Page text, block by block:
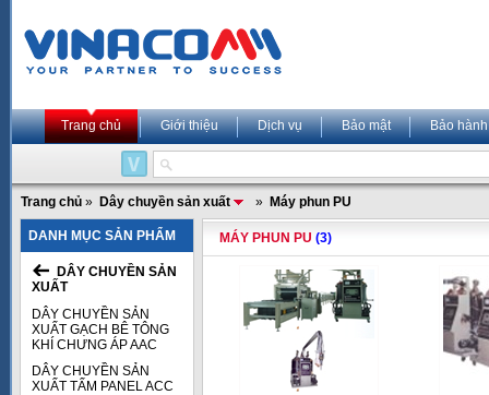
Trang chủ Giới thiệu Dịch vụ Bảo mật Bảo hành
Trang chủ » Dây chuyền sản xuất » Máy phun PU
DANH MỤC SẢN PHẨM
DÂY CHUYỀN SẢN
XUẤT
DÂY CHUYỀN SẢN
XUẤT GẠCH BÊ TÔNG
KHÍ CHƯNG ÁP AAC
DÂY CHUYỀN SẢN
XUẤT TẤM PANEL ACC
MÁY PHUN PU (3)